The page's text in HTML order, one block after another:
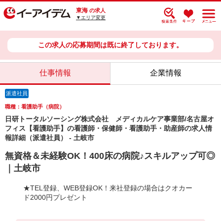
東海 の求人
▼エリア変更
この求人の応募期間は既に終了しております。
仕事情報 企業情報
派遣社員
職種：看護助手（病院）
日研トータルソーシング株式会社 メディカルケア事業部/名古屋オ
フィス【看護助手】の看護師・保健師・看護助手・助産師の求人情
報詳細（派遣社員） - 土岐市
無資格＆未経験OK！400床の病院♪スキルアップ可◎
｜土岐市
★TEL登録、WEB登録OK！来社登録の場合はクオカー
ド2000円プレゼント